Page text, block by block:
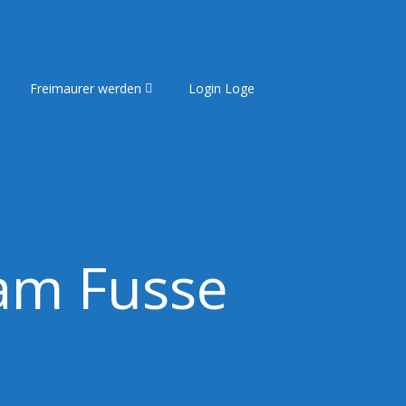
Freimaurer werden Login Loge
Fusse